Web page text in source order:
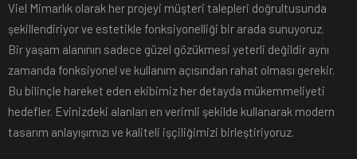
Viel Mimarlık olarak her projeyi müşteri talepleri doğrultusunda
şekillendiriyor ve estetikle fonksiyonelliği bir arada sunuyoruz.
Bir yaşam alanının sadece güzel gözükmesi yeterli değildir aynı
zamanda fonksiyonel ve kullanım açısından rahat olması gerekir.
Bu bilinçle hareket eden ekibimiz her detayda mükemmeliyeti
hedefler. Evinizdeki alanları en verimli şekilde kullanarak modern
tasarım anlayışımızı ve kaliteli işçiliğimizi birleştiriyoruz.